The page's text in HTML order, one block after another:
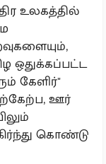
உலகத்தில்
ஒதுக்கப்பட்ட
கேளிர்"
ஊர்
கொண்டு